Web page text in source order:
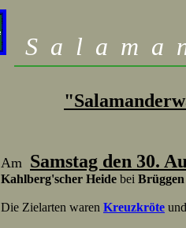
S a l a m a
Am Samstag den 30.
Kahlberg'scher Heide bei Brüggen
Die Zielarten waren Kreuzkröte